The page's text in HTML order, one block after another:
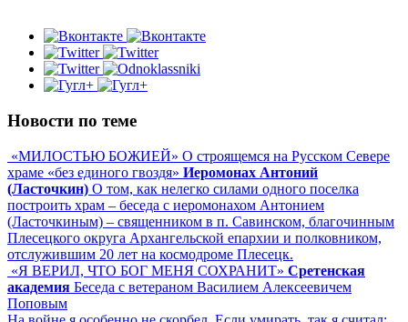
Новости по теме
«МИЛОСТЬЮ БОЖИЕЙ» О строящемся на Русском Севере
храме «без единого гвоздя» Иеромонах Антоний
(Ласточкин) О том, как нелегко силами одного поселка
построить храм – беседа с иеромонахом Антонием
(Ласточкиным) – священником в п. Савинском, благочинным
Плесецкого округа Архангельской епархии и полковником,
отслужившим 20 лет на космодроме Плесецк.
«Я ВЕРИЛ, ЧТО БОГ МЕНЯ СОХРАНИТ» Сретенская
академия Беседа с ветераном Василием Алексеевичем
Поповым